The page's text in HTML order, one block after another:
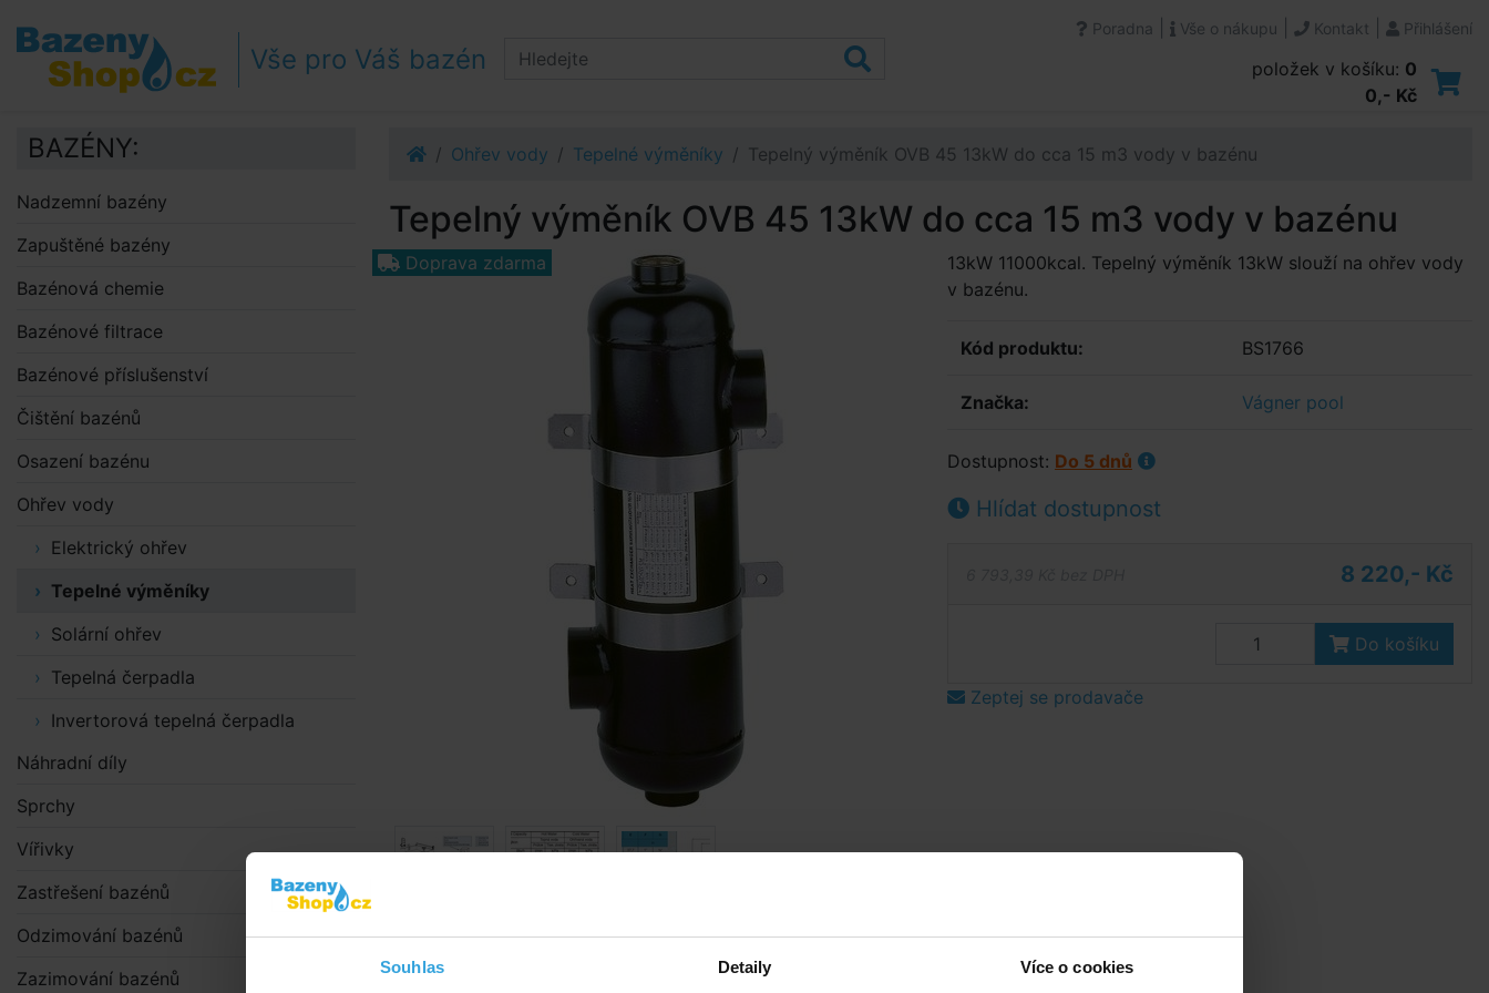
Souhlas Detaily Více o cookies
Přejít na obsah
Přejít k postrannímu sloupci
Klávesové zkratky
Vše pro Váš bazén
Poradna Vše o nákupu Kontakt Přihlášení
položek v košíku: 0
0,- Kč
Ohřev vody Tepelné výměníky Tepelný výměník OVB 45 13kW do cca 15 m3 vody v bazénu
Tepelný výměník OVB 45 13kW do cca 15 m3 vody v bazénu
Doprava zdarma
Obrázky a videa mají ilustrační charakter.
13kW 11000kcal. Tepelný výměník 13kW slouží na ohřev vody
v bazénu.
Kód produktu: BS1766
Značka: Vágner pool
Dostupnost: Do 5 dnů
Hlídat dostupnost
8 220,- Kč
Do košíku
Zeptej se prodavače
BAZÉNY:
Nadzemní bazény
Zapuštěné bazény
Bazénová chemie
Bazénové filtrace
Bazénové příslušenství
Čištění bazénů
Osazení bazénu
Ohřev vody
Elektrický ohřev
Tepelné výměníky
Solární ohřev
Tepelná čerpadla
Invertorová tepelná čerpadla
Náhradní díly
Sprchy
Vířivky
Zastřešení bazénů
Odzimování bazénů
Zazimování bazénů